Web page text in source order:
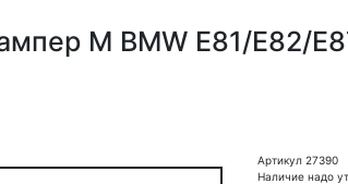
M BMW E81/E82/
Артикул 27390
Наличие надо